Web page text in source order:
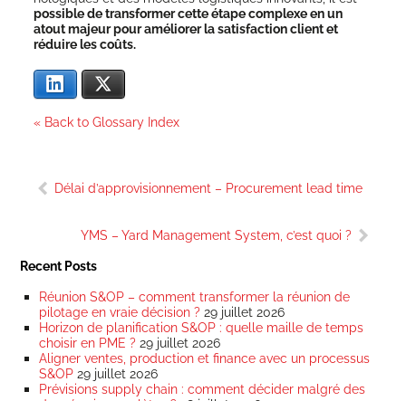
pos­sible de trans­for­mer cette étape com­plexe en un
atout majeur pour amé­lio­rer la satis­fac­tion client et
réduire les coûts.
Lin­ke­dIn
« Back to Glossary Index
de
Délai d’approvisionnement – Procurement lead time
YMS – Yard Management System, c’est quoi ?
Recent Posts
Réunion S&OP – comment transformer la réunion de
pilotage en vraie décision ? 29 juillet 2026
Horizon de planification S&OP : quelle maille de temps
choisir en PME ? 29 juillet 2026
Aligner ventes, production et finance avec un processus
S&OP 29 juillet 2026
Prévisions supply chain : comment décider malgré des